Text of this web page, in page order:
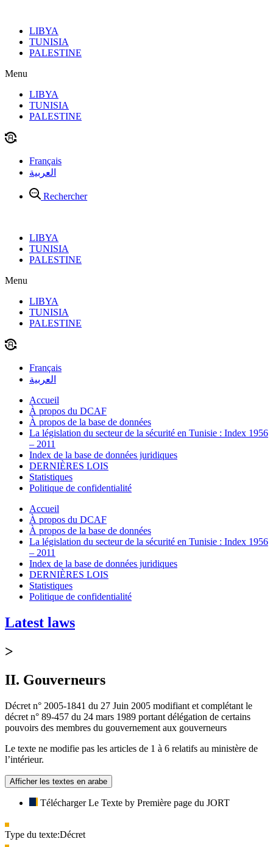
contenuLIBYA
TUNISIA
PALESTINE
Menu
LIBYA
TUNISIA
PALESTINE
Français
العربية
Rechercher
LIBYA
TUNISIA
PALESTINE
Menu
LIBYA
TUNISIA
PALESTINE
Français
العربية
Accueil
À propos du DCAF
À propos de la base de données
La législation du secteur de la sécurité en Tunisie : Index 1956
– 2011
Index de la base de données juridiques
DERNIÈRES LOIS
Statistiques
Politique de confidentialité
Accueil
À propos du DCAF
À propos de la base de données
La législation du secteur de la sécurité en Tunisie : Index 1956
– 2011
Index de la base de données juridiques
DERNIÈRES LOIS
Statistiques
Politique de confidentialité
Latest laws
>
II. Gouverneurs
Décret n° 2005-1841 du 27 Juin 2005 modifiant et complétant le
décret n° 89-457 du 24 mars 1989 portant délégation de certains
pouvoirs des membres du gouvernement aux gouverneurs
Le texte ne modifie pas les articles de 1 à 6 relatifs au ministère de
l’intérieur.
Afficher les textes en arabe
Télécharger Le Texte by Première page du JORT
Type du texte:Décret